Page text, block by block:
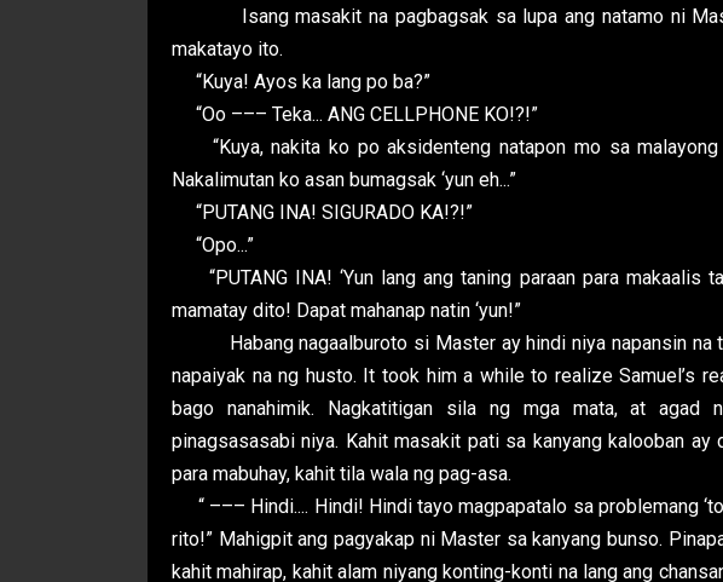
Isang masakit na pagbagsak sa lupa ang natamo ni
makatayo ito.
“Kuya! Ayos ka lang po ba?”
“Oo ––– Teka... ANG CELLPHONE KO!?!”
“Kuya, nakita ko po aksidenteng natapon mo sa malayong
Nakalimutan ko asan bumagsak ‘yun eh...”
“PUTANG INA! SIGURADO KA!?!”
“Opo...”
“PUTANG INA! ‘Yun lang ang taning paraan para makaalis
mamatay dito! Dapat mahanap natin ‘yun!”
Habang nagaalburoto si Master ay hindi niya napansin na
napaiyak na ng husto. It took him a while to realize Samuel’s
bago nanahimik. Nagkatitigan sila ng mga mata, at agad
pinagsasasabi niya. Kahit masakit pati sa kanyang kalooban
para mabuhay, kahit tila wala ng pag-asa.
“ ––– Hindi.... Hindi! Hindi tayo magpapatalo sa problemang
rito!” Mahigpit ang pagyakap ni Master sa kanyang bunso.
kahit mahirap, kahit alam niyang konting-konti na lang ang